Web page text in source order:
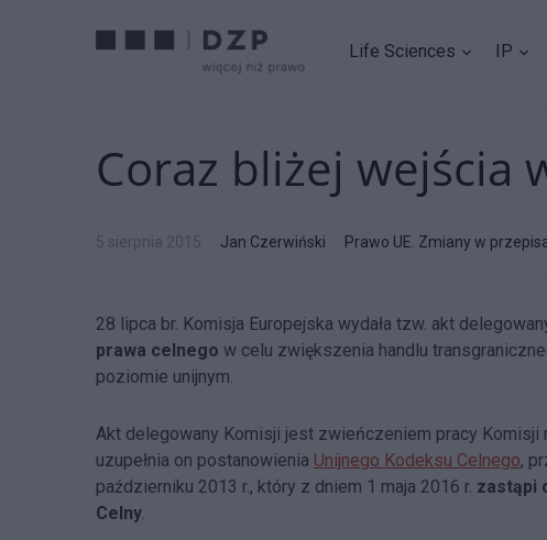
Life Sciences IP
Coraz bliżej wejścia
5 sierpnia 2015 Jan Czerwiński Prawo UE, Zmiany w
28 lipca br. Komisja Europejska wydała tzw. akt
prawa celnego w celu zwiększenia handlu
poziomie unijnym.
Akt delegowany Komisji jest zwieńczeniem pracy
uzupełnia on postanowienia Unijnego Kodeksu Celnego,
październiku 2013 r., który z dniem 1 maja 2016 r. zastąpi
Celny.